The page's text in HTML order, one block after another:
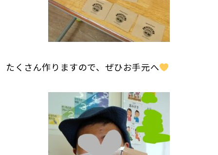
たくさん作りますので、ぜひお手元へ